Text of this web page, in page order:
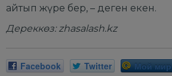
айтып жүре бер, – деген екен.
Дереккөз: zhasalash.kz
Facebook Twitter Мой мир